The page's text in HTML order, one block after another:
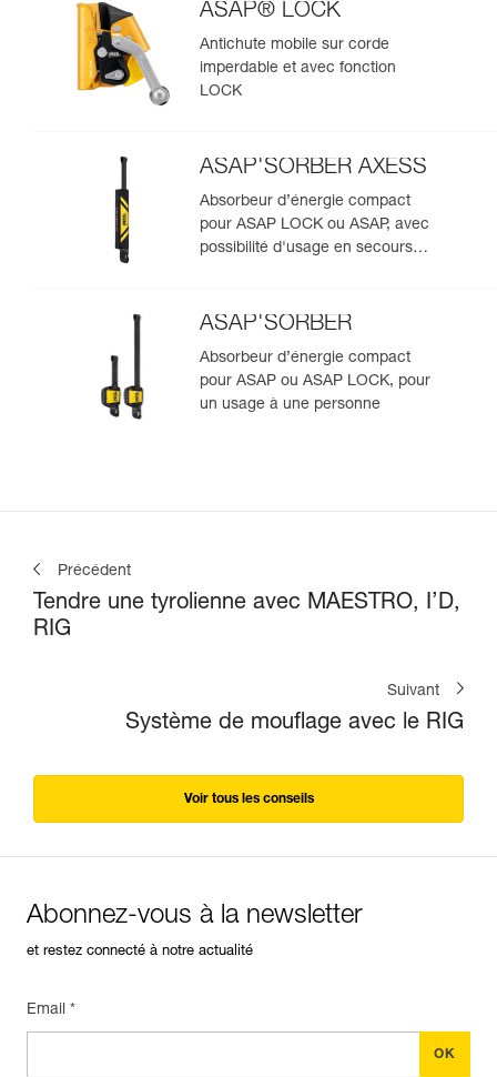
ASAP® LOCK
Antichute mobile sur corde
imperdable et avec fonction
LOCK
ASAP'SORBER AXESS
Absorbeur d’énergie compact
pour ASAP LOCK ou ASAP, avec
possibilité d'usage en secours
ASAP'SORBER
Absorbeur d’énergie compact
pour ASAP ou ASAP LOCK, pour
un usage à une personne
Précédent
Tendre une tyrolienne avec MAESTRO, I’D,
RIG
Suivant
Système de mouflage avec le RIG
Voir tous les conseils
Abonnez-vous à la newsletter
et restez connecté à notre actualité
Email *